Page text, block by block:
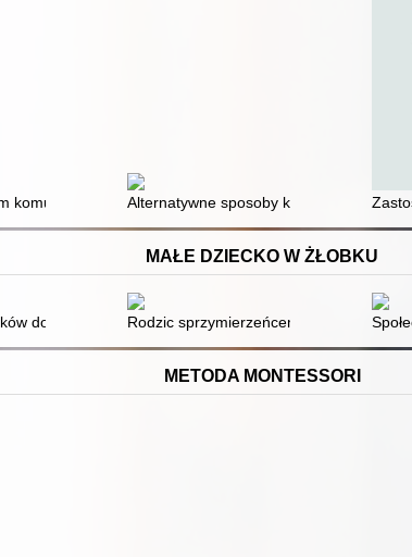
osób z niepełnosprawnością oraz budowania
komunikacji : znaki i strategie wizualne w usprawnianiu
Alternatywne sposoby komunikacji w
MAŁE DZIECKO W ŻŁOBKU
opieki i wychowania
do przedszkolaRodzic sprzymierzeńcem w opiece i
METODA MONTESSORI